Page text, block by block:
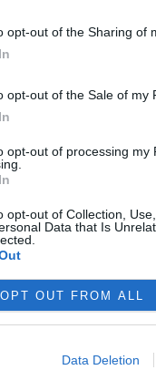
opt-out of the Sharing of
opt-out of the Sale of my
opt-out of processing my
opt-out of Collection,
Data that Is
OPT OUT FROM ALL
Data Deletion
vody v
se vodní prostředí
z historického
zdroje – zejména
v krajině a
podmínky – nadále
zjistila
monitoring pěti
Vltavy, přinesl
přírodních
ochranu perlorodky
mlžů v
Vědci našli
se vzácným